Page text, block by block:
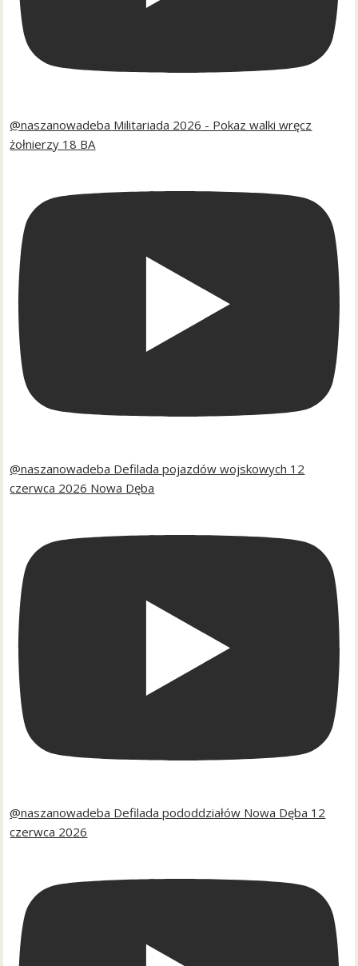
@naszanowadeba Militariada 2026 - Pokaz walki wręcz
żołnierzy 18 BA
@naszanowadeba Defilada pojazdów wojskowych 12
czerwca 2026 Nowa Dęba
@naszanowadeba Defilada pododdziałów Nowa Dęba 12
czerwca 2026